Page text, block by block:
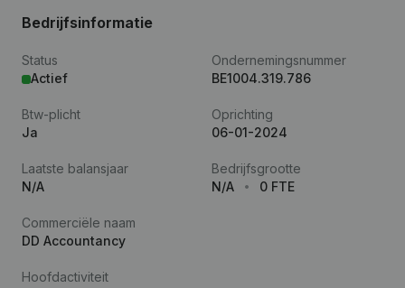
Bedrijfsinformatie
Status
Actief
Ondernemingsnummer
BE1004.319.786
Btw-plicht
Ja
Oprichting
06-01-2024
Laatste balansjaar
N/A
Bedrijfsgrootte
N/A
0 FTE
Commerciële naam
DD Accountancy
Hoofdactiviteit